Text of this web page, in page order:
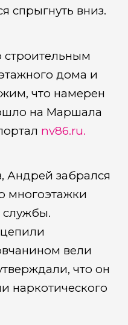
спрыгнуть вниз.
строительным
дома и
что намерен
на Маршала
nv86.ru.
Андрей забрался
многоэтажки
вели
что он
наркотического